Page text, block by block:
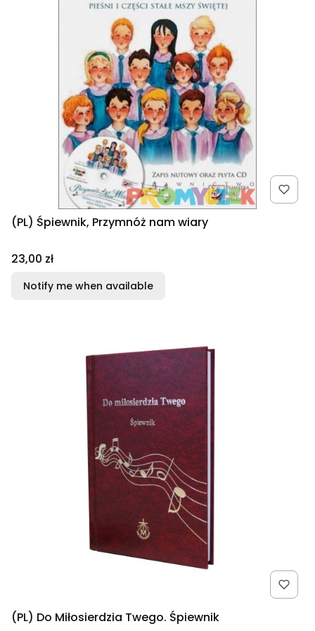
(PL) Śpiewnik, Przymnóż nam wiary
Price
23,00 zł
Notify me when available
(PL) Do Miłosierdzia Twego. Śpiewnik